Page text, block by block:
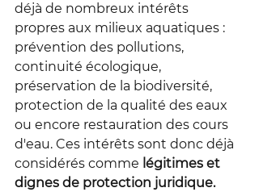
déjà de nombreux intérêts
propres aux milieux aquatiques :
prévention des pollutions,
continuité écologique,
préservation de la biodiversité,
protection de la qualité des eaux
ou encore restauration des cours
d'eau. Ces intérêts sont donc déjà
considérés comme légitimes et
dignes de protection juridique.